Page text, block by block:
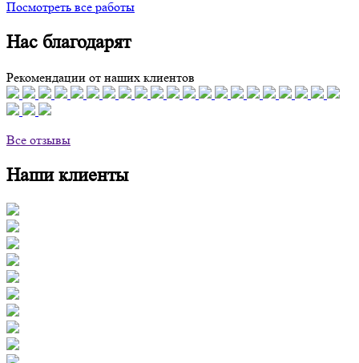
Посмотреть все работы
Нас благодарят
Рекомендации от наших клиентов
Все отзывы
Наши клиенты